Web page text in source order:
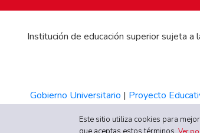
Institución de educación superior sujeta
Gobierno Universitario | Proyecto
Este sitio utiliza cookies para